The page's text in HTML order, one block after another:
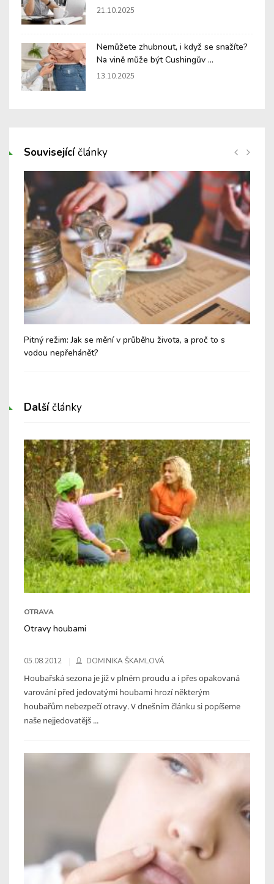
21.10.2025
Nemůžete zhubnout, i když se snažíte?
Na vině může být Cushingův ...
13.10.2025
Souvisejícíčlánky
Pitný režim: Jak se mění v průběhu života, a proč to s
vodou nepřehánět?
Dalšíčlánky
OTRAVA
Otravy houbami
05.08.2012 DOMINIKA ŠKAMLOVÁ
Houbařská sezona je již v plném proudu a i přes opakovaná
varování před jedovatými houbami hrozí některým
houbařům nebezpečí otravy. V dnešním článku si popíšeme
naše nejjedovatějš ...